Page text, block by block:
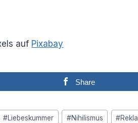
auf Pixabay
Share
#Liebeskummer #Nihilismus #